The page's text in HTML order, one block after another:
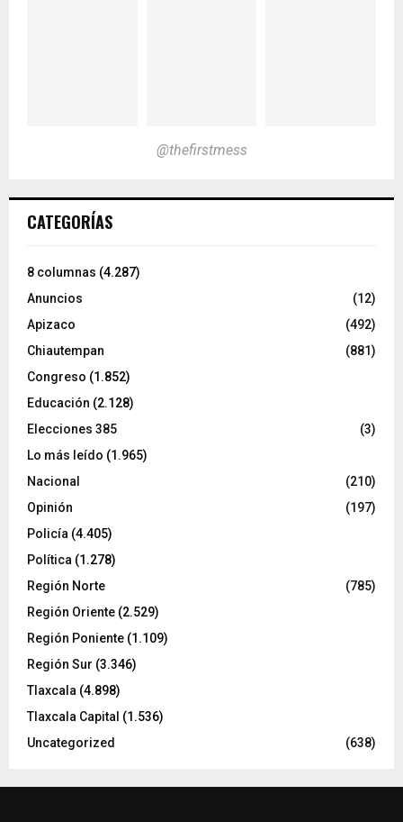
@thefirstmess
CATEGORÍAS
8 columnas (4.287)
Anuncios
(12)
Apizaco
(492)
Chiautempan
(881)
Congreso (1.852)
Educación (2.128)
Elecciones 385
(3)
Lo más leído (1.965)
Nacional
(210)
Opinión
(197)
Policía (4.405)
Política (1.278)
Región Norte
(785)
Región Oriente (2.529)
Región Poniente (1.109)
Región Sur (3.346)
Tlaxcala (4.898)
Tlaxcala Capital (1.536)
Uncategorized
(638)